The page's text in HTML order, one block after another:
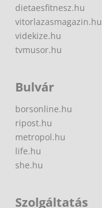
dietaesfitnesz.hu
vitorlazasmagazin.hu
videkize.hu
tvmusor.hu
Bulvár
borsonline.hu
ripost.hu
metropol.hu
life.hu
she.hu
Szolgáltatás